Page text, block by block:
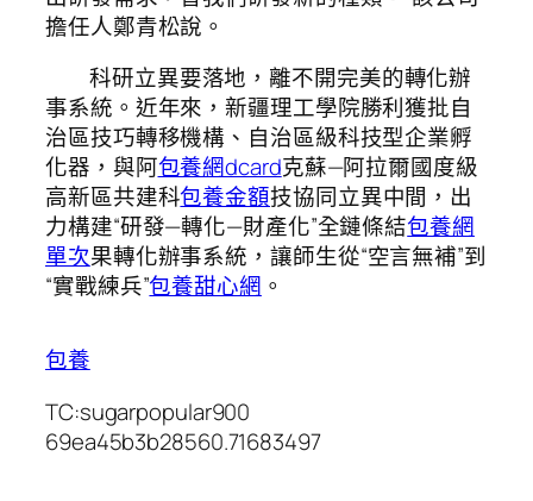
擔任人鄭青松說。
科研立異要落地，離不開完美的轉化辦
事系統。近年來，新疆理工學院勝利獲批自
治區技巧轉移機構、自治區級科技型企業孵
化器，與阿包養網dcard克蘇—阿拉爾國度級
高新區共建科包養金額技協同立異中間，出
力構建“研發—轉化—財產化”全鏈條結包養網
單次果轉化辦事系統，讓師生從“空言無補”到
“實戰練兵”包養甜心網 。
包養
TC:sugarpopular900
69ea45b3b28560.71683497